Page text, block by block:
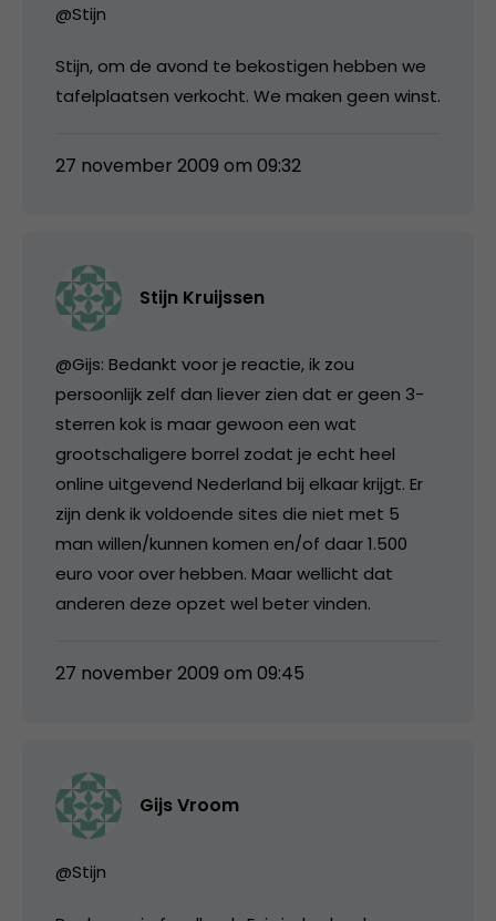
@Stijn
Stijn, om de avond te bekostigen hebben we
tafelplaatsen verkocht. We maken geen winst.
27 november 2009 om 09:32
Stijn Kruijssen
@Gijs: Bedankt voor je reactie, ik zou
persoonlijk zelf dan liever zien dat er geen 3-
sterren kok is maar gewoon een wat
grootschaligere borrel zodat je echt heel
online uitgevend Nederland bij elkaar krijgt. Er
zijn denk ik voldoende sites die niet met 5
man willen/kunnen komen en/of daar 1.500
euro voor over hebben. Maar wellicht dat
anderen deze opzet wel beter vinden.
27 november 2009 om 09:45
Gijs Vroom
@Stijn